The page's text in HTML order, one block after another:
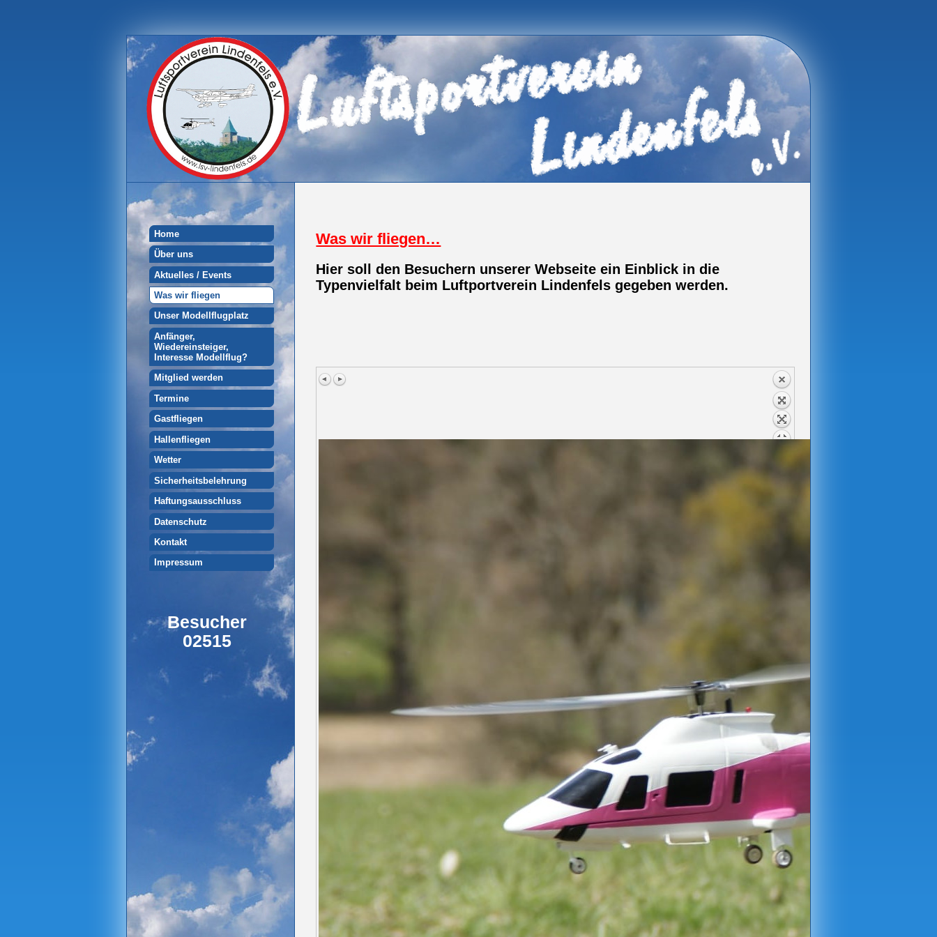
Home
Über uns
Aktuelles / Events
Was wir fliegen
Unser Modellflugplatz
Anfänger,
Wiedereinsteiger,
Interesse Modellflug?
Mitglied werden
Termine
Gastfliegen
Hallenfliegen
Wetter
Sicherheitsbelehrung
Haftungsausschluss
Datenschutz
Kontakt
Impressum
Besucher
02515
Was wir fliegen…
Hier soll den Besuchern unserer Webseite ein Einblick in die
Typenvielfalt beim Luftportverein Lindenfels gegeben werden.